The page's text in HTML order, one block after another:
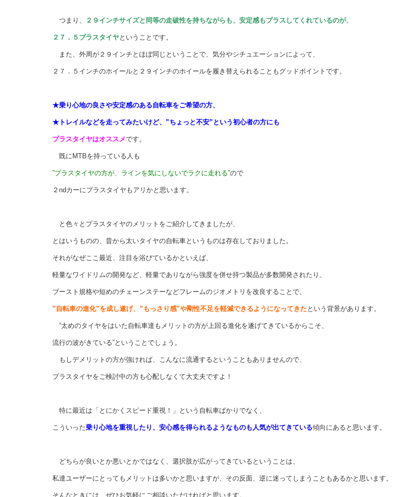
つまり、 ２９インチサイズと同等の走破性を持ちながらも、安定感もプラスしてくれているのが、
２７．５プラスタイヤということです。
また、外周が２９インチとほぼ同じということで、気分やシチュエーションによって、
２７．５インチのホイールと２９インチのホイールを履き替えられることもグッドポイントです。
★乗り心地の良さや安定感のある自転車をご希望の方、
★トレイルなどを走ってみたいけど、”ちょっと不安”と いう初心者の方にも
プラスタイヤはオススメです。
既にMTBを持っている人も
”プラスタイヤの方が、ラインを気にしないでラクに走れる”ので
２ndカーにプラスタイヤもアリかと思います。
と色々とプラスタイヤのメリットをご紹介してきましたが、
とはいうものの、昔から太いタイヤの自転車というものは存在しておりました。
それがなぜここ最近、注目を浴びているかといえば、
軽量なワイドリムの開発など、軽量でありながら強度を併せ持つ製品が多数開発されたり、
ブースト規格や短めのチェーンステーなどフレームのジオメトリを改良することで、
”自転車の進化”を成し遂げ、”もっさり感”や剛性不足を軽減できるようになってきた という背景があります。
”太めのタイヤをはいた自転車達もメリットの方が上回る進化を遂げてきているからこそ、
流行の波がきている”ということでしょう。
もしデメリットの方が強ければ、こんなに流通するということもありませんので、
プラスタイヤをご検討中の方も心配しなくて大丈夫ですよ！
特に最近は「とにかくスピード重視！」という自転車ばかりでなく、
こういった乗り心地を重視したり、安心感を得られるようなものも人気が出てきている傾向にあると思います。
どちらが良いとか悪いとかではなく、選択肢が広がってきているということは、
私達ユーザーにとってもメリットは多いかと思いますが、その反面、逆に迷ってしまうこともあるかと思います。
そんなときには、ぜひお気軽にご相談いただければと思います。